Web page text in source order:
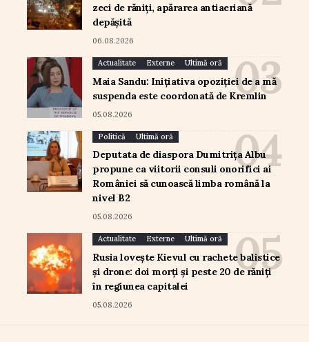
zeci de răniți, apărarea antiaeriană
depășită
06.08.2026
Actualitate Externe Ultimă oră
Maia Sandu: Inițiativa opoziției de a mă
suspenda este coordonată de Kremlin
05.08.2026
Politică Ultimă oră
Deputata de diaspora Dumitrița Albu
propune ca viitorii consuli onorifici ai
României să cunoască limba română la
nivel B2
05.08.2026
Actualitate Externe Ultimă oră
Rusia lovește Kievul cu rachete balistice
și drone: doi morți și peste 20 de răniți
în regiunea capitalei
05.08.2026